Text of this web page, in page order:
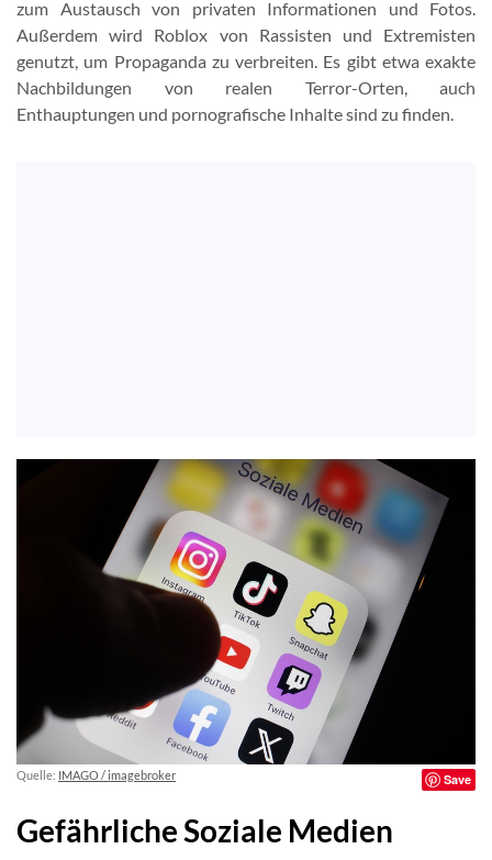
zum Austausch von privaten Informationen und Fotos.
Außerdem wird Roblox von Rassisten und Extremisten
genutzt, um Propaganda zu verbreiten. Es gibt etwa exakte
Nachbildungen von realen Terror-Orten, auch
Enthauptungen und pornografische Inhalte sind zu finden.
Quelle: IMAGO / imagebroker Save
Gefährliche Soziale Medien